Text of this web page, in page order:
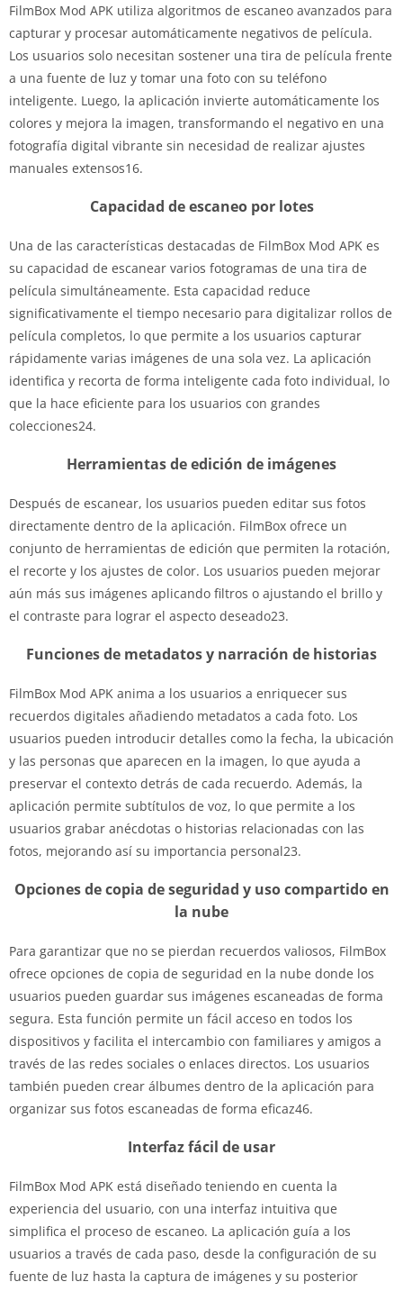
FilmBox Mod APK utiliza algoritmos de escaneo avanzados para
capturar y procesar automáticamente negativos de película.
Los usuarios solo necesitan sostener una tira de película frente
a una fuente de luz y tomar una foto con su teléfono
inteligente. Luego, la aplicación invierte automáticamente los
colores y mejora la imagen, transformando el negativo en una
fotografía digital vibrante sin necesidad de realizar ajustes
manuales extensos16.
Capacidad de escaneo por lotes
Una de las características destacadas de FilmBox Mod APK es
su capacidad de escanear varios fotogramas de una tira de
película simultáneamente. Esta capacidad reduce
significativamente el tiempo necesario para digitalizar rollos de
película completos, lo que permite a los usuarios capturar
rápidamente varias imágenes de una sola vez. La aplicación
identifica y recorta de forma inteligente cada foto individual, lo
que la hace eficiente para los usuarios con grandes
colecciones24.
Herramientas de edición de imágenes
Después de escanear, los usuarios pueden editar sus fotos
directamente dentro de la aplicación. FilmBox ofrece un
conjunto de herramientas de edición que permiten la rotación,
el recorte y los ajustes de color. Los usuarios pueden mejorar
aún más sus imágenes aplicando filtros o ajustando el brillo y
el contraste para lograr el aspecto deseado23.
Funciones de metadatos y narración de historias
FilmBox Mod APK anima a los usuarios a enriquecer sus
recuerdos digitales añadiendo metadatos a cada foto. Los
usuarios pueden introducir detalles como la fecha, la ubicación
y las personas que aparecen en la imagen, lo que ayuda a
preservar el contexto detrás de cada recuerdo. Además, la
aplicación permite subtítulos de voz, lo que permite a los
usuarios grabar anécdotas o historias relacionadas con las
fotos, mejorando así su importancia personal23.
Opciones de copia de seguridad y uso compartido en
la nube
Para garantizar que no se pierdan recuerdos valiosos, FilmBox
ofrece opciones de copia de seguridad en la nube donde los
usuarios pueden guardar sus imágenes escaneadas de forma
segura. Esta función permite un fácil acceso en todos los
dispositivos y facilita el intercambio con familiares y amigos a
través de las redes sociales o enlaces directos. Los usuarios
también pueden crear álbumes dentro de la aplicación para
organizar sus fotos escaneadas de forma eficaz46.
Interfaz fácil de usar
FilmBox Mod APK está diseñado teniendo en cuenta la
experiencia del usuario, con una interfaz intuitiva que
simplifica el proceso de escaneo. La aplicación guía a los
usuarios a través de cada paso, desde la configuración de su
fuente de luz hasta la captura de imágenes y su posterior